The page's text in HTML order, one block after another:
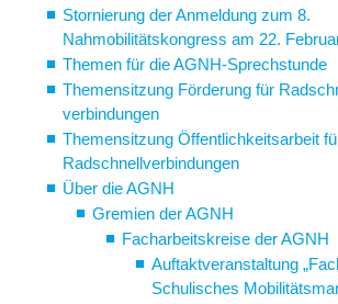
Stornierung der Anmeldung zum 8.
Nahmobilitätskongress am 22.
Themen für die AGNH-Sprechstunde
Themensitzung Förderung für
verbindungen
Themensitzung Öffentlichkeitsarbeit
Radschnellverbindungen
Über die AGNH
Gremien der AGNH
Facharbeitskreise der AGNH
Auftaktveranstaltung
Schulisches